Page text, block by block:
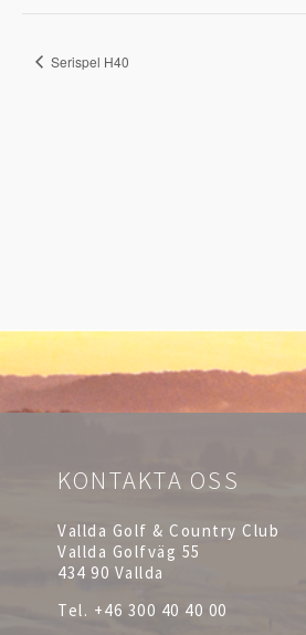
Serispel H40
KONTAKTA OSS
Vallda Golf & Country Club
Vallda Golfväg 55
434 90 Vallda
Tel. +46 300 40 40 00